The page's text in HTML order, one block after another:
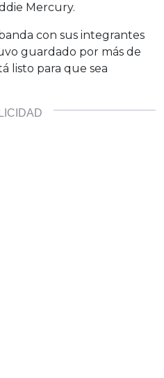
Mercury.
con sus integrantes
guardado por más de
listo para que sea